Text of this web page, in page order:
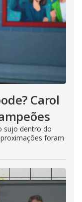
Carol
sujo dentro do
foram